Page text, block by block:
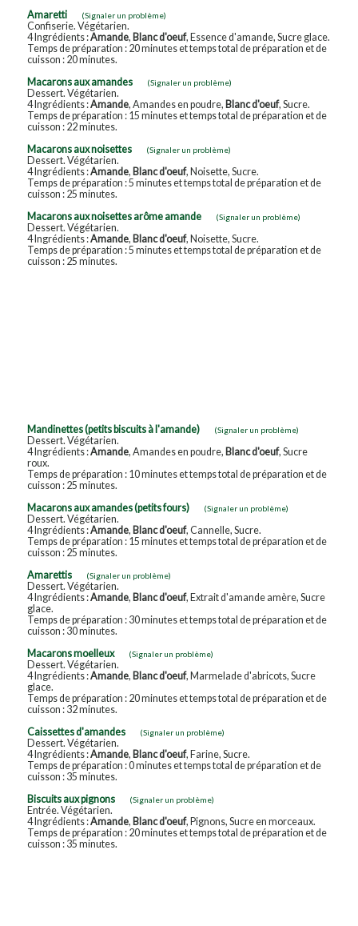
Amaretti (Signaler un problème)
Confiserie. Végétarien.
4 Ingrédients :Amande, Blanc d'oeuf, Essence d'amande, Sucre glace.
Temps de préparation : 20 minutes et temps total de préparation et de
cuisson : 20 minutes.
Macarons aux amandes
(Signaler un problème)
Dessert. Végétarien.
4 Ingrédients :Amande, Amandes en poudre, Blanc d'oeuf, Sucre.
Temps de préparation : 15 minutes et temps total de préparation et de
cuisson : 22 minutes.
Macarons aux noisettes
(Signaler un problème)
Dessert. Végétarien.
4 Ingrédients :Amande, Blanc d'oeuf, Noisette, Sucre.
Temps de préparation : 5 minutes et temps total de préparation et de
cuisson : 25 minutes.
Macarons aux noisettes arôme amande
(Signaler un problème)
Dessert. Végétarien.
4 Ingrédients :Amande, Blanc d'oeuf, Noisette, Sucre.
Temps de préparation : 5 minutes et temps total de préparation et de
cuisson : 25 minutes.
Mandinettes (petits biscuits à l'amande) (Signaler un problème)
Dessert. Végétarien.
4 Ingrédients :Amande, Amandes en poudre, Blanc d'oeuf, Sucre
roux.
Temps de préparation : 10 minutes et temps total de préparation et de
cuisson : 25 minutes.
Macarons aux amandes (petits fours)
(Signaler un problème)
Dessert. Végétarien.
4 Ingrédients :Amande, Blanc d'oeuf, Cannelle, Sucre.
Temps de préparation : 15 minutes et temps total de préparation et de
cuisson : 25 minutes.
Amarettis
(Signaler un problème)
Dessert. Végétarien.
4 Ingrédients :Amande, Blanc d'oeuf, Extrait d'amande amère, Sucre
glace.
Temps de préparation : 30 minutes et temps total de préparation et de
cuisson : 30 minutes.
Macarons moelleux
(Signaler un problème)
Dessert. Végétarien.
4 Ingrédients :Amande, Blanc d'oeuf, Marmelade d'abricots, Sucre
glace.
Temps de préparation : 20 minutes et temps total de préparation et de
cuisson : 32 minutes.
Caissettes d'amandes
(Signaler un problème)
Dessert. Végétarien.
4 Ingrédients :Amande, Blanc d'oeuf, Farine, Sucre.
Temps de préparation : 0 minutes et temps total de préparation et de
cuisson : 35 minutes.
Biscuits aux pignons
(Signaler un problème)
Entrée. Végétarien.
4 Ingrédients :Amande, Blanc d'oeuf, Pignons, Sucre en morceaux.
Temps de préparation : 20 minutes et temps total de préparation et de
cuisson : 35 minutes.